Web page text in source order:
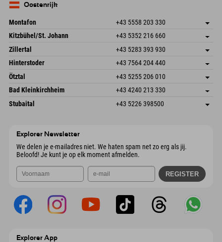
Duitsland
Oostenrijk
Montafon +43 5558 203 330
Dorfstr. 127b
6793 Gaschurn/Montafon
Oostenrijk
Adres opslaan
Booking
Kitzbühel/St. Johann +43 5352 216 660
Speckbacherstraße 87
6380 St. Johann in Tirol
Oostenrijk
Adres opslaan
Aankomstinformatie
Booking
Zillertal +43 5283 393 930
Schmiedau 2
Oostenrijk
Adres opslaan
Booking
Hinterstoder +43 7564 204 440
Freizeitpark 10
4573 Hinterstoder
Oostenrijk
Adres opslaan
Aankomstinformatie
Booking
Ötztal +43 5255 206 010
Gscheat 14
Oostenrijk
Adres opslaan
Booking
Bad Kleinkirchheim +43 4240 213 330
Dorfstraße 24
9546 Bad Kleinkirchheim
Adres opslaan
Aankomstinformatie
Stubaital +43 5226 398500
Explorer Newsletter
We delen je e-mailadres niet. We haten spam net zo erg als jij.
Beloofd! Je kunt je op elk moment afmelden.
Explorer App